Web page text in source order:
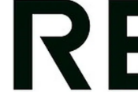
lượng và độ tin cậy của
cuộc gọi thoại